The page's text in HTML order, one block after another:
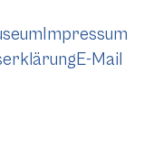
Impressum
E-Mail